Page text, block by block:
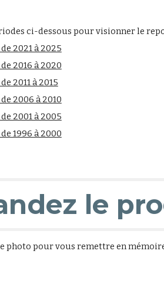
ci-dessous pour visionner le
2021 à 2025
2016 à 2020
2011 à 2015
2006 à 2010
2001 à 2005
1996 à 2000
le
photo pour vous remettre en